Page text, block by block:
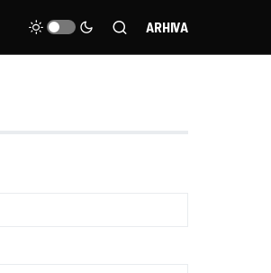
ARHIVA